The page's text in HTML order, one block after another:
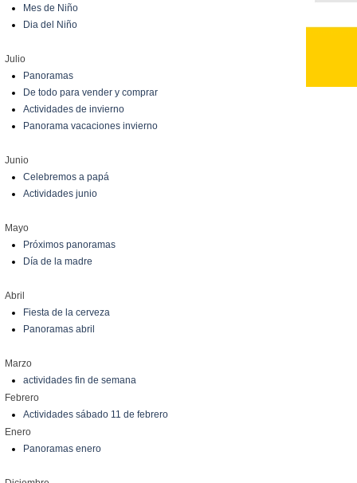
Mes de Niño
Dia del Niño
Julio
Panoramas
De todo para vender y comprar
Actividades de invierno
Panorama vacaciones invierno
Junio
Celebremos a papá
Actividades junio
Mayo
Próximos panoramas
Día de la madre
Abril
Fiesta de la cerveza
Panoramas abril
Marzo
actividades fin de semana
Febrero
Actividades sábado 11 de febrero
Enero
Panoramas enero